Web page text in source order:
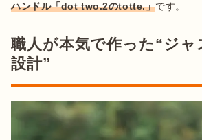
ハンドル「dot two.2のtotte.」
職人が本気で作った“ジャ
設計”